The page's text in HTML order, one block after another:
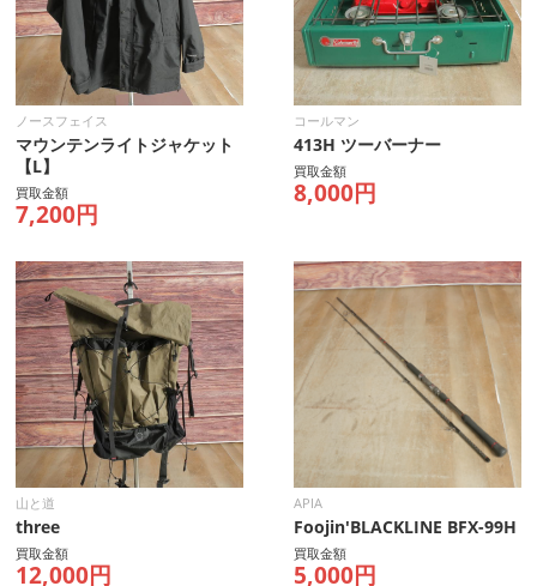
ノースフェイス
マウンテンライトジャケット
【L】
買取金額
7,200円
コールマン
413H ツーバーナー
買取金額
8,000円
山と道
three
買取金額
12,000円
APIA
Foojin'BLACKLINE BFX-99H
買取金額
5,000円